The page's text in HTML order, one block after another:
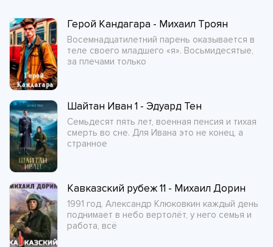
Герой Кандагара - Михаил Троян
Восемнадцатилетний парень оказывается в
теле своего младшего «я». Восьмидесятые,
за плечами только
Шайтан Иван 1 - Эдуард Тен
Семьдесят пять лет, военная пенсия и тихая
смерть во сне. Для Ивана это не конец, а
странное
Кавказский рубеж 11 - Михаил Дорин
1991 год. Александр Клюковкин каждый день
поднимает в небо вертолёт, у него семья и
работа, всё